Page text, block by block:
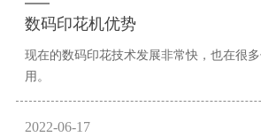
数码印花机优势
现在的数码印花技术发展非常快，也在很
用。
2022-06-17